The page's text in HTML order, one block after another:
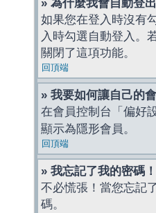
» 為什麼我會自動登
如果您在登入時沒有
入時勾選自動登入。
關閉了這項功能。
回頂端
» 我要如何讓自己的
在會員控制台「偏好
顯示為隱形會員。
回頂端
» 我忘記了我的密碼！
不必慌張！當您忘記
碼。